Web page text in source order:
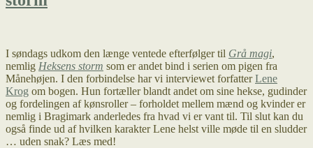
I søndags udkom den længe ventede efterfølger til Grå magi,
nemlig Heksens storm som er andet bind i serien om pigen fra
Månehøjen. I den forbindelse har vi interviewet forfatterLene
Krog om bogen. Hun fortæller blandt andet om sine hekse, gudinder
og fordelingen af kønsroller – forholdet mellem mænd og kvinder er
nemlig i Bragimark anderledes fra hvad vi er vant til. Til slut kan du
også finde ud af hvilken karakter Lene helst ville møde til en sludder
… uden snak? Læs med!